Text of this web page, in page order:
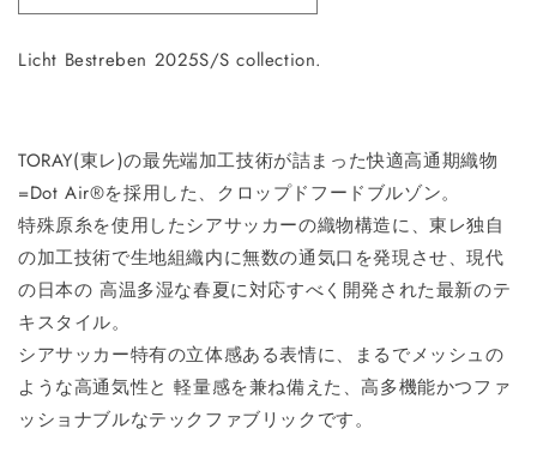
Licht Bestreben 2025S/S collection.
TORAY(東レ)の最先端加工技術が詰まった快適高通期織物
=Dot Air®を採用した、クロップドフードブルゾン。
特殊原糸を使用したシアサッカーの織物構造に、東レ独自
の加工技術で生地組織内に無数の通気口を発現させ、現代
の日本の 高温多湿な春夏に対応すべく開発された最新のテ
キスタイル。
シアサッカー特有の立体感ある表情に、まるでメッシュの
ような高通気性と 軽量感を兼ね備えた、高多機能かつファ
ッショナブルなテックファブリックです。